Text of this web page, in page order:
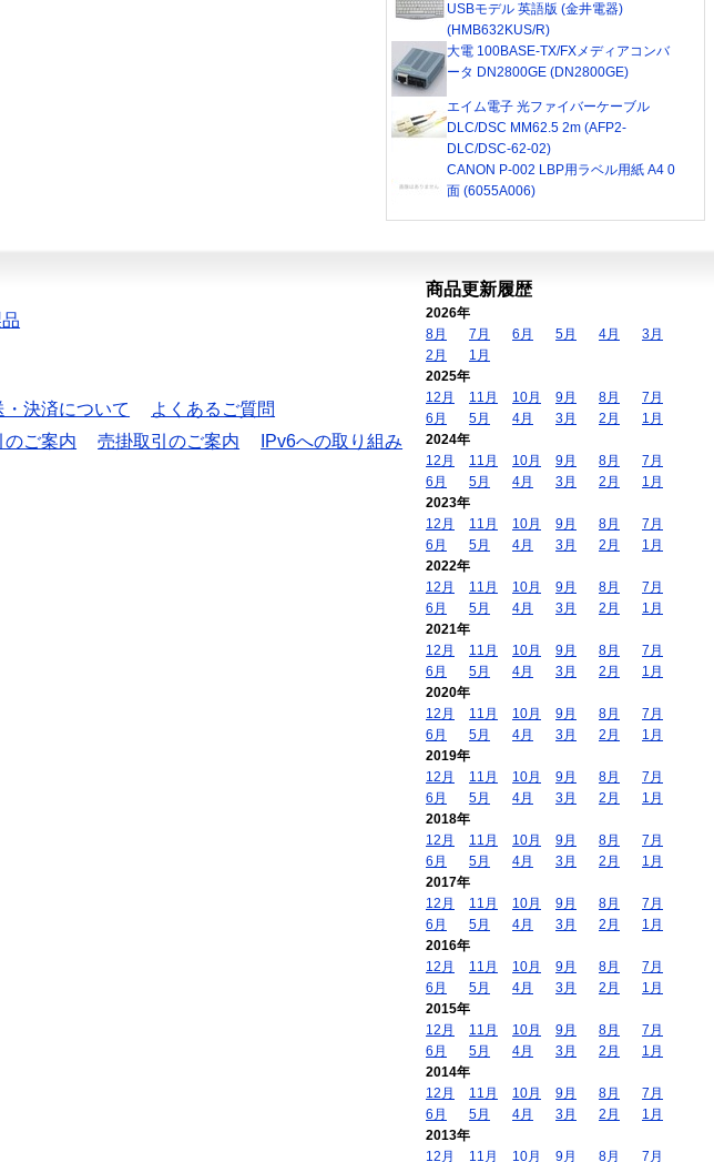
USBモデル 英語版 (金井電器)
(HMB632KUS/R)
大電 100BASE-TX/FXメディアコンバ
ータ DN2800GE (DN2800GE)
エイム電子 光ファイバーケーブル
DLC/DSC MM62.5 2m (AFP2-
DLC/DSC-62-02)
CANON P-002 LBP用ラベル用紙 A4 0
面 (6055A006)
・決済について
よくあるご質問
のご案内 売掛取引のご案内
IPv6への取り組み
商品更新履歴
2026年
8月
7月 6月 5月 4月
3月
2月
1月
2025年
12月
11月 10月 9月 8月
7月
6月
5月 4月 3月 2月
1月
2024年
12月
11月 10月 9月 8月
7月
6月
5月 4月 3月 2月
1月
2023年
12月
11月 10月 9月 8月
7月
6月
5月 4月 3月 2月
1月
2022年
12月
11月 10月 9月 8月
7月
6月
5月 4月 3月 2月
1月
2021年
12月
11月 10月 9月 8月
7月
6月
5月 4月 3月 2月
1月
2020年
12月
11月 10月 9月 8月
7月
6月
5月 4月 3月 2月
1月
2019年
12月
11月 10月 9月 8月
7月
6月
5月 4月 3月 2月
1月
2018年
12月
11月 10月 9月 8月
7月
6月
5月 4月 3月 2月
1月
2017年
12月
11月 10月 9月 8月
7月
6月
5月 4月 3月 2月
1月
2016年
12月
11月 10月 9月 8月
7月
6月
5月 4月 3月 2月
1月
2015年
12月
11月 10月 9月 8月
7月
6月
5月 4月 3月 2月
1月
2014年
12月
11月 10月 9月 8月
7月
6月
5月 4月 3月 2月
1月
2013年
12月
11月 10月 9月 8月 7月